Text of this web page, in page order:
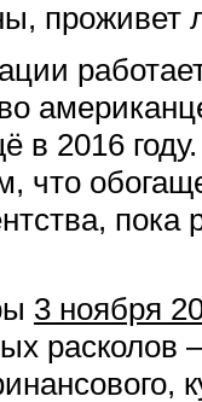
проживет
2016
что
пока
3 ноября
расколов